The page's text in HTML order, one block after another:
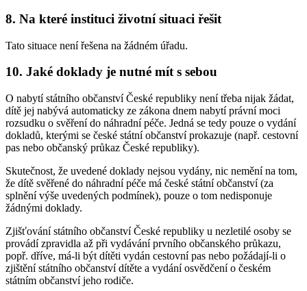
8. Na které instituci životní situaci řešit
Tato situace není řešena na žádném úřadu.
10. Jaké doklady je nutné mít s sebou
O nabytí státního občanství České republiky není třeba nijak žádat,
dítě jej nabývá automaticky ze zákona dnem nabytí právní moci
rozsudku o svěření do náhradní péče. Jedná se tedy pouze o vydání
dokladů, kterými se české státní občanství prokazuje (např. cestovní
pas nebo občanský průkaz České republiky).
Skutečnost, že uvedené doklady nejsou vydány, nic nemění na tom,
že dítě svěřené do náhradní péče má české státní občanství (za
splnění výše uvedených podmínek), pouze o tom nedisponuje
žádnými doklady.
Zjišťování státního občanství České republiky u nezletilé osoby se
provádí zpravidla až při vydávání prvního občanského průkazu,
popř. dříve, má-li být dítěti vydán cestovní pas nebo požádají-li o
zjištění státního občanství dítěte a vydání osvědčení o českém
státním občanství jeho rodiče.